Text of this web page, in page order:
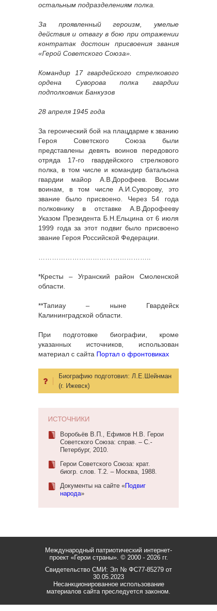
остальным подразделениям полка.
За проявленный героизм, умелые
действия и отвагу в бою при отражении
контратак достоин присвоения звания
«Герой Советского Союза».
Командир 17 гвардейского стрелкового
ордена Суворова полка гвардии
подполковник Банкузов
28 апреля 1945 года
За героический бой на плацдарме к званию
Героя Советского Союза были
представлены девять воинов передового
отряда 17-го гвардейского стрелкового
полка, в том числе и командир батальона
гвардии майор А.В.Дорофеев. Восьми
воинам, в том числе А.И.Суворову, это
звание было присвоено. Через 54 года
полковнику в отставке А.В.Дорофееву
Указом Президента Б.Н.Ельцина от 6 июля
1999 года за этот подвиг было присвоено
звание Героя Российской Федерации.
…………………………………………..
*Кресты – Угранский район Смоленской
области.
**Тапиау – ныне Гвардейск
Калининградской области.
При подготовке биографии, кроме
указанных источников, использован
материал с сайта Портал о фронтовиках
Биографию подготовил: Л.Е.Шейнман
(г. Ижевск)
ИСТОЧНИКИ
Воробьёв В.П., Ефимов Н.В. Герои
Советского Союза: справ. – С.-
Петербург, 2010.
Герои Советского Союза: крат.
биогр. слов. Т.2. – Москва, 1988.
Документы на сайте «Подвиг
народа»
Международный патриотический интернет-
проект «Герои страны». © 2000 - 2026 гг.
Свидетельство СМИ: Эл № ФС77-85279 от
30.05.2023
Несанкционированное использование
материалов сайта преследуется законом.